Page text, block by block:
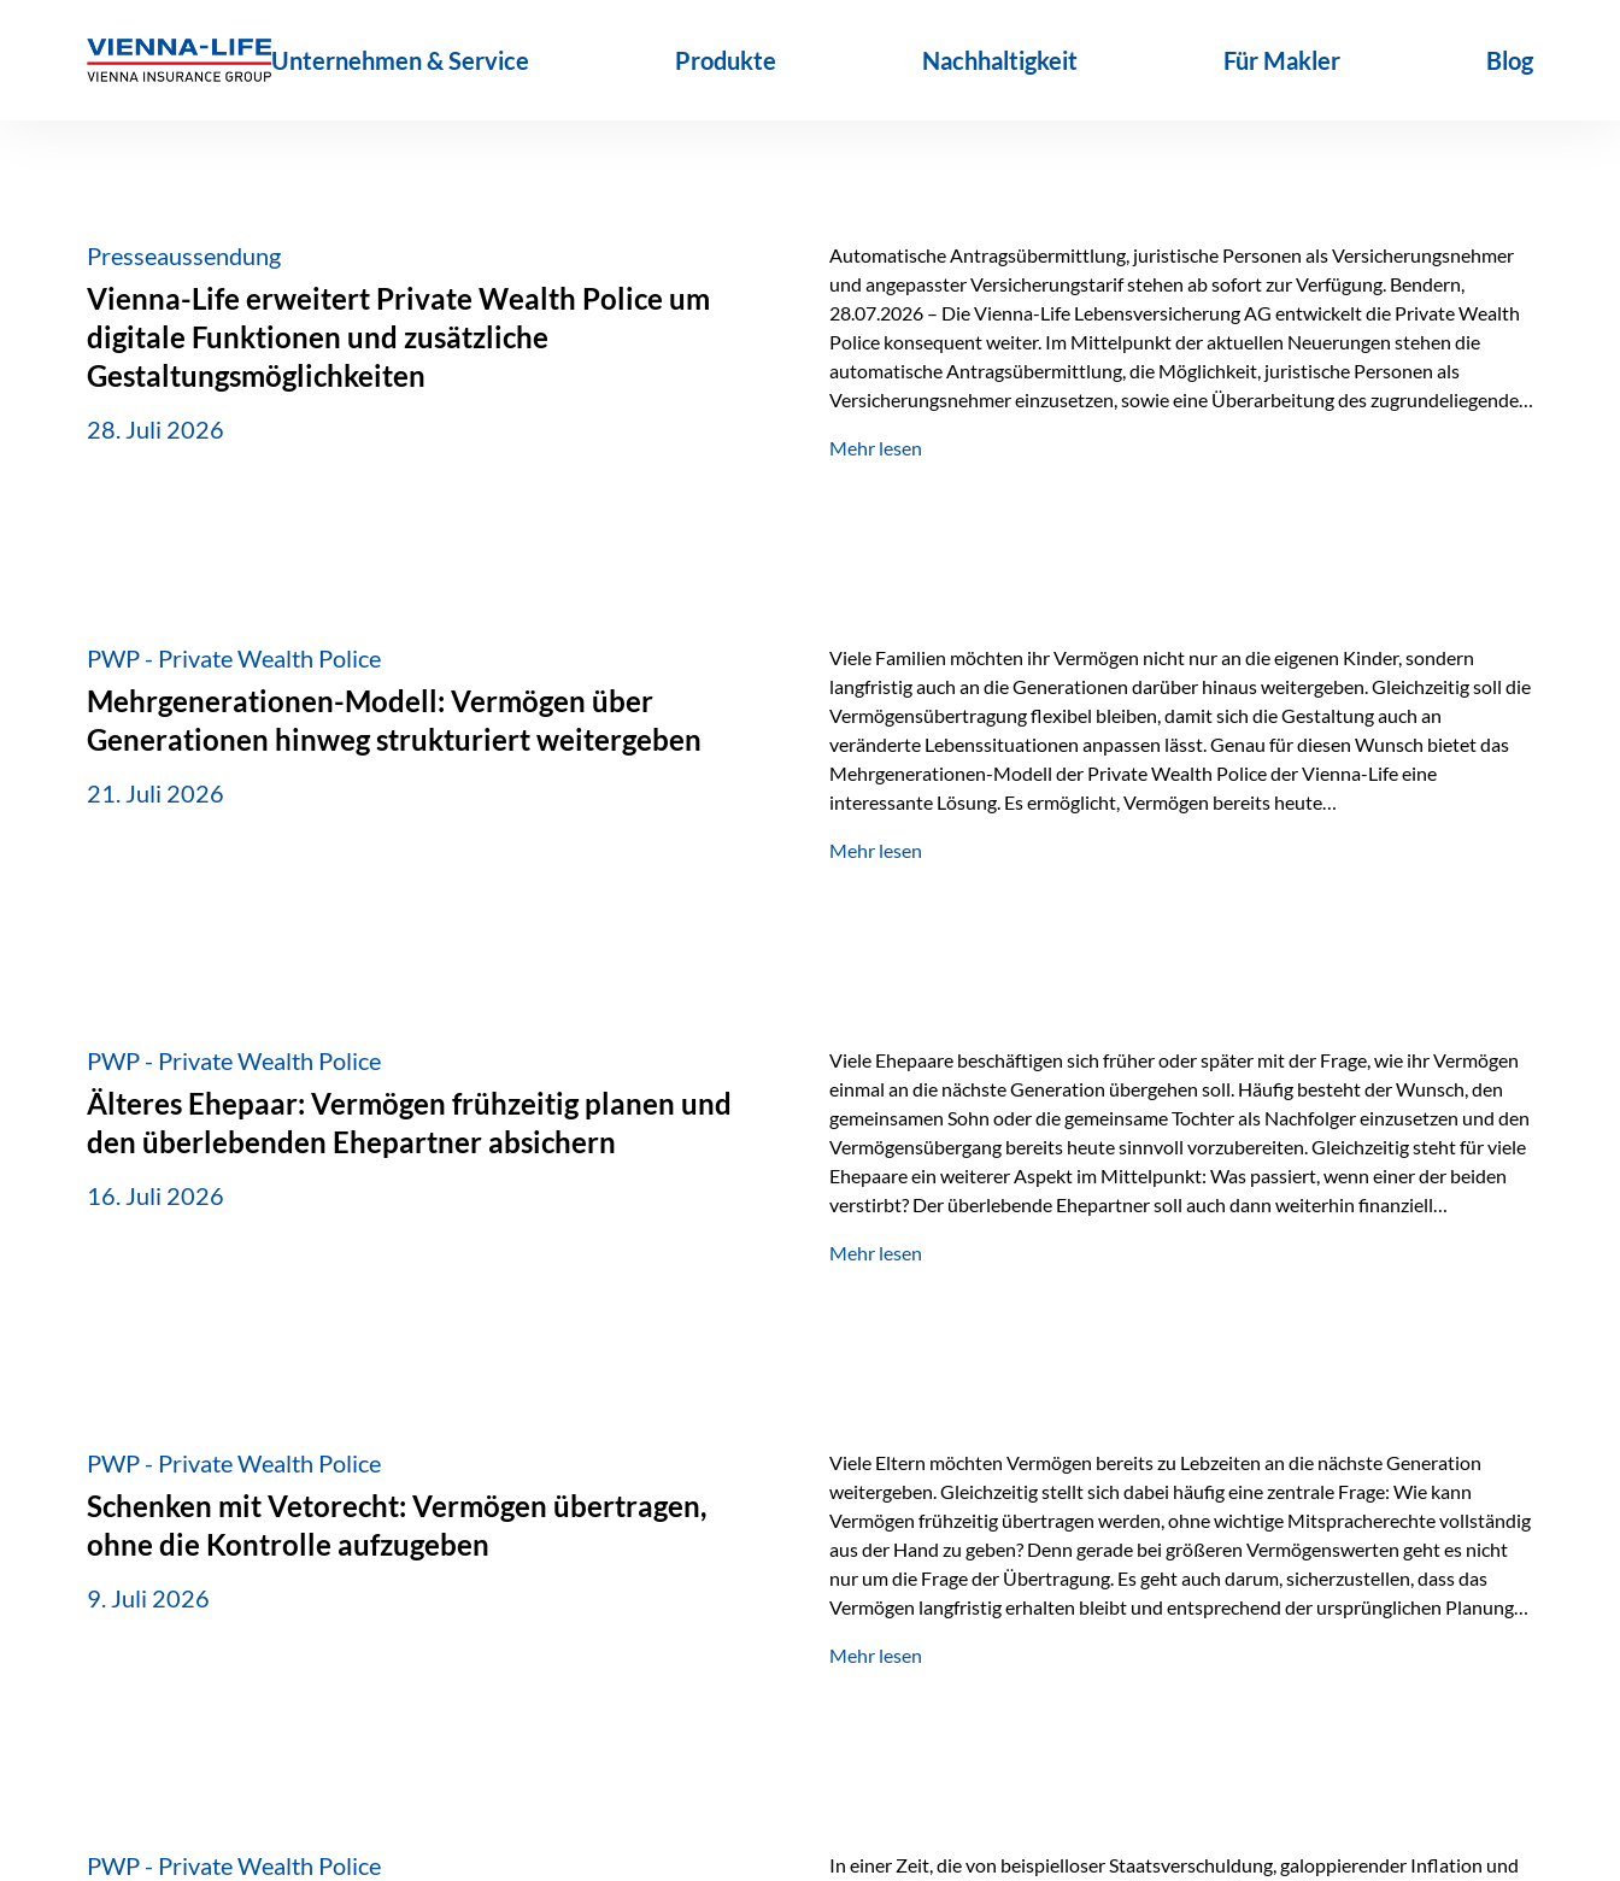
Unternehmen & Service Produkte Nachhaltigkeit Für Makler Blog
Presseaussendung
Vienna-Life erweitert Private Wealth Police um
digitale Funktionen und zusätzliche
Gestaltungsmöglichkeiten
28. Juli 2026
Automatische Antragsübermittlung, juristische Personen als Versicherungsnehmer
und angepasster Versicherungstarif stehen ab sofort zur Verfügung. Bendern,
28.07.2026 – Die Vienna-Life Lebensversicherung AG entwickelt die Private Wealth
Police konsequent weiter. Im Mittelpunkt der aktuellen Neuerungen stehen die
automatische Antragsübermittlung, die Möglichkeit, juristische Personen als
Versicherungsnehmer einzusetzen, sowie eine Überarbeitung des zugrundeliegenden
Abwicklung für Vertriebspartner deutlich effizienter gestaltet. Anträge werden direkt
Mehr lesen
PWP - Private Wealth Police
Mehrgenerationen-Modell: Vermögen über
Generationen hinweg strukturiert weitergeben
21. Juli 2026
Viele Familien möchten ihr Vermögen nicht nur an die eigenen Kinder, sondern
langfristig auch an die Generationen darüber hinaus weitergeben. Gleichzeitig soll die
Vermögensübertragung flexibel bleiben, damit sich die Gestaltung auch an
veränderte Lebenssituationen anpassen lässt. Genau für diesen Wunsch bietet das
Mehrgenerationen-Modell der Private Wealth Police der Vienna-Life eine
interessante Lösung. Es ermöglicht, Vermögen bereits heute
Ausgangssituation Stellen Sie sich folgende Familie vor: Die Großeltern haben über
Mehr lesen
PWP - Private Wealth Police
Älteres Ehepaar: Vermögen frühzeitig planen und
den überlebenden Ehepartner absichern
16. Juli 2026
Viele Ehepaare beschäftigen sich früher oder später mit der Frage, wie ihr Vermögen
einmal an die nächste Generation übergehen soll. Häufig besteht der Wunsch, den
gemeinsamen Sohn oder die gemeinsame Tochter als Nachfolger einzusetzen und den
Vermögensübergang bereits heute sinnvoll vorzubereiten. Gleichzeitig steht für viele
Ehepaare ein weiterer Aspekt im Mittelpunkt: Was passiert, wenn einer der beiden
verstirbt? Der überlebende Ehepartner soll auch dann weiterhin finanziell
können. Genau für diese Ausgangssituation bietet die Private Wealth Police der
Mehr lesen
PWP - Private Wealth Police
Schenken mit Vetorecht: Vermögen übertragen,
ohne die Kontrolle aufzugeben
9. Juli 2026
Viele Eltern möchten Vermögen bereits zu Lebzeiten an die nächste Generation
weitergeben. Gleichzeitig stellt sich dabei häufig eine zentrale Frage: Wie kann
Vermögen frühzeitig übertragen werden, ohne wichtige Mitspracherechte vollständig
aus der Hand zu geben? Denn gerade bei größeren Vermögenswerten geht es nicht
nur um die Frage der Übertragung. Es geht auch darum, sicherzustellen, dass das
Vermögen langfristig erhalten bleibt und entsprechend der ursprünglichen Planung
Ein Vater schenkt seiner Tochter einen Teil seines Vermögens. Einige Jahre später
Mehr lesen
PWP - Private Wealth Police
In einer Zeit, die von beispielloser Staatsverschuldung, galoppierender Inflation und